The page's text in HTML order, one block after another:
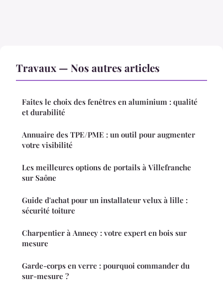
Travaux — Nos autres articles
Faites le choix des fenêtres en aluminium : qualité
et durabilité
Annuaire des TPE/PME : un outil pour augmenter
votre visibilité
Les meilleures options de portails à Villefranche
sur Saône
Guide d'achat pour un installateur velux à lille :
sécurité toiture
Charpentier à Annecy : votre expert en bois sur
mesure
Garde-corps en verre : pourquoi commander du
sur-mesure ?